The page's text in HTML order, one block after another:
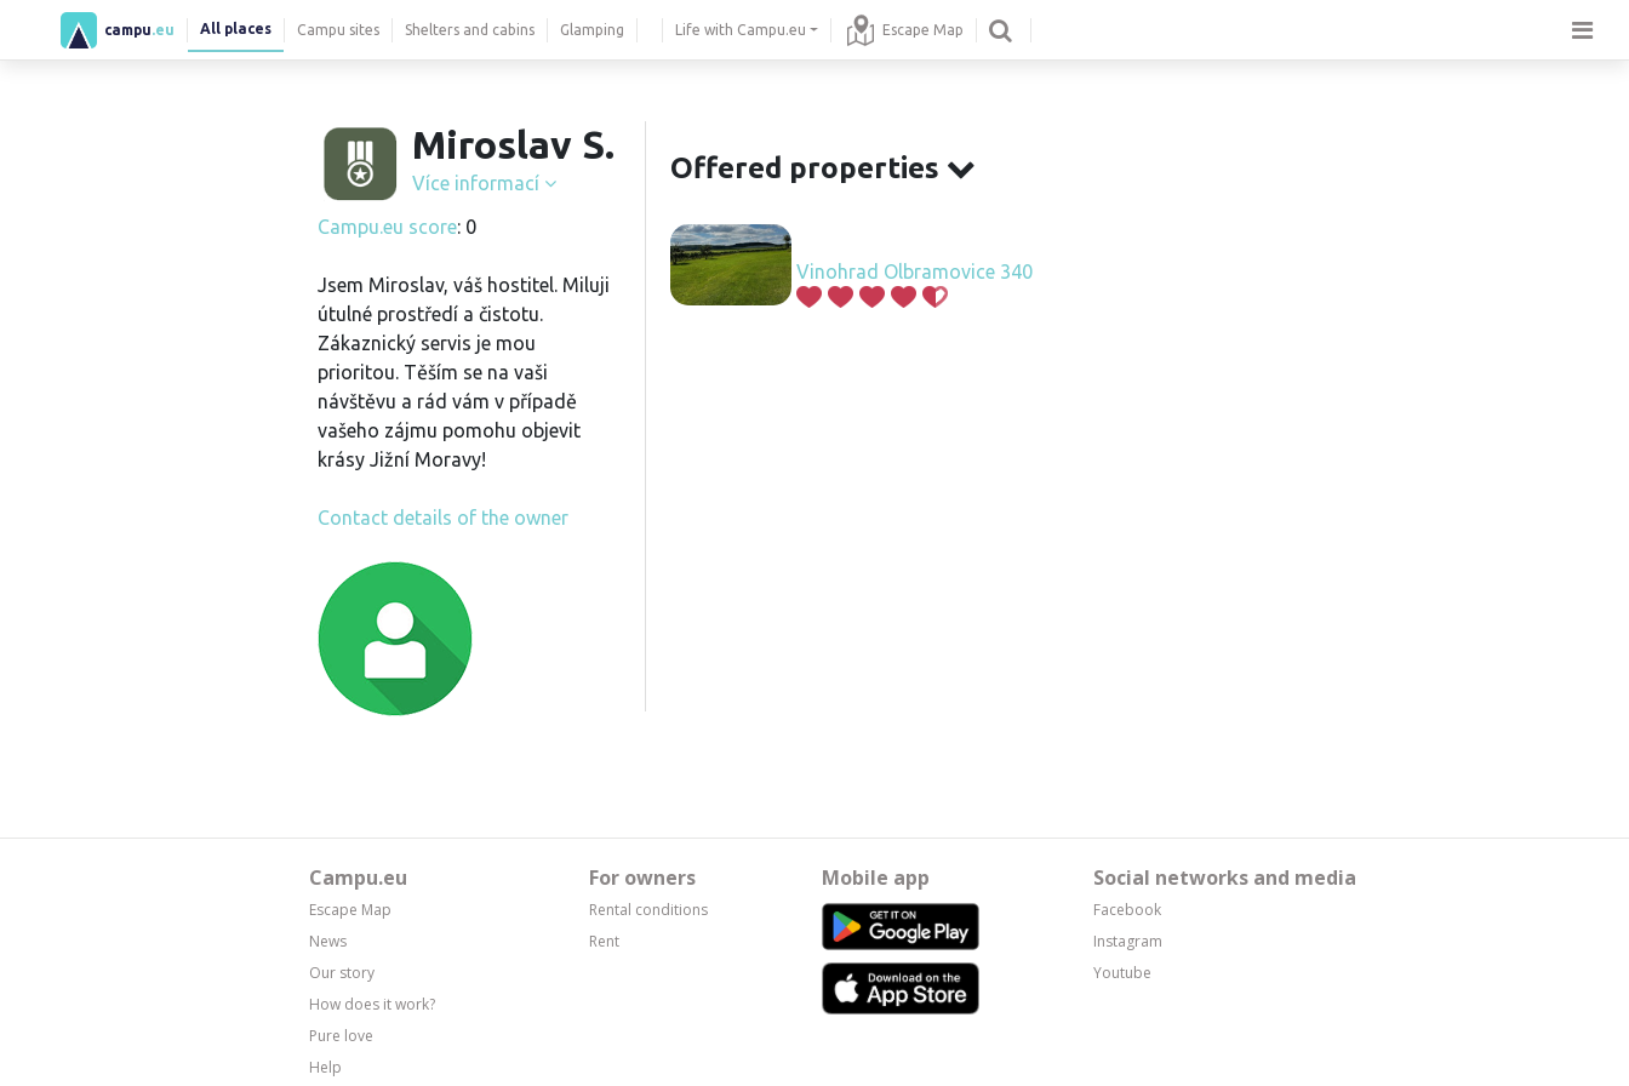
campu .eu All places Campu sites Shelters and cabins Glamping Life with Campu.eu Escape Map
Miroslav S.
Více informací
Campu.eu score: 0
Jsem Miroslav, váš hostitel. Miluji
útulné prostředí a čistotu.
Zákaznický servis je mou
prioritou. Těším se na vaši
návštěvu a rád vám v případě
vašeho zájmu pomohu objevit
krásy Jižní Moravy!
Contact details of the owner
Offered properties
Vinohrad Olbramovice 340
Campu.eu
Escape Map
News
Our story
How does it work?
Pure love
Help
For owners
Rental conditions
Rent
Mobile app Social networks and media
Facebook
Instagram
Youtube